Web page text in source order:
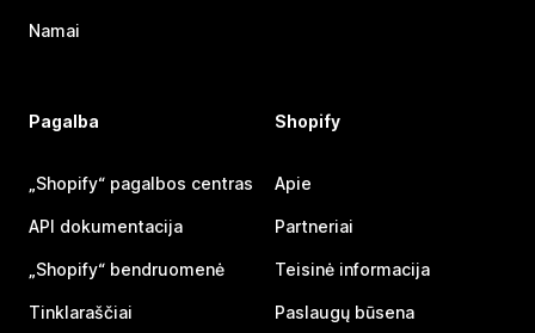
Namai
Pagalba
„Shopify“ pagalbos centras
API dokumentacija
„Shopify“ bendruomenė
Tinklaraščiai
Shopify
Apie
Partneriai
Teisinė informacija
Paslaugų būsena